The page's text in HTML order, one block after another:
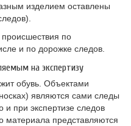
изделием оставлены
происшествия по
и по дорожке следов.
на экспертизу
обувь. Объектами
являются сами следы
и при экспертизе следов
материала представляются